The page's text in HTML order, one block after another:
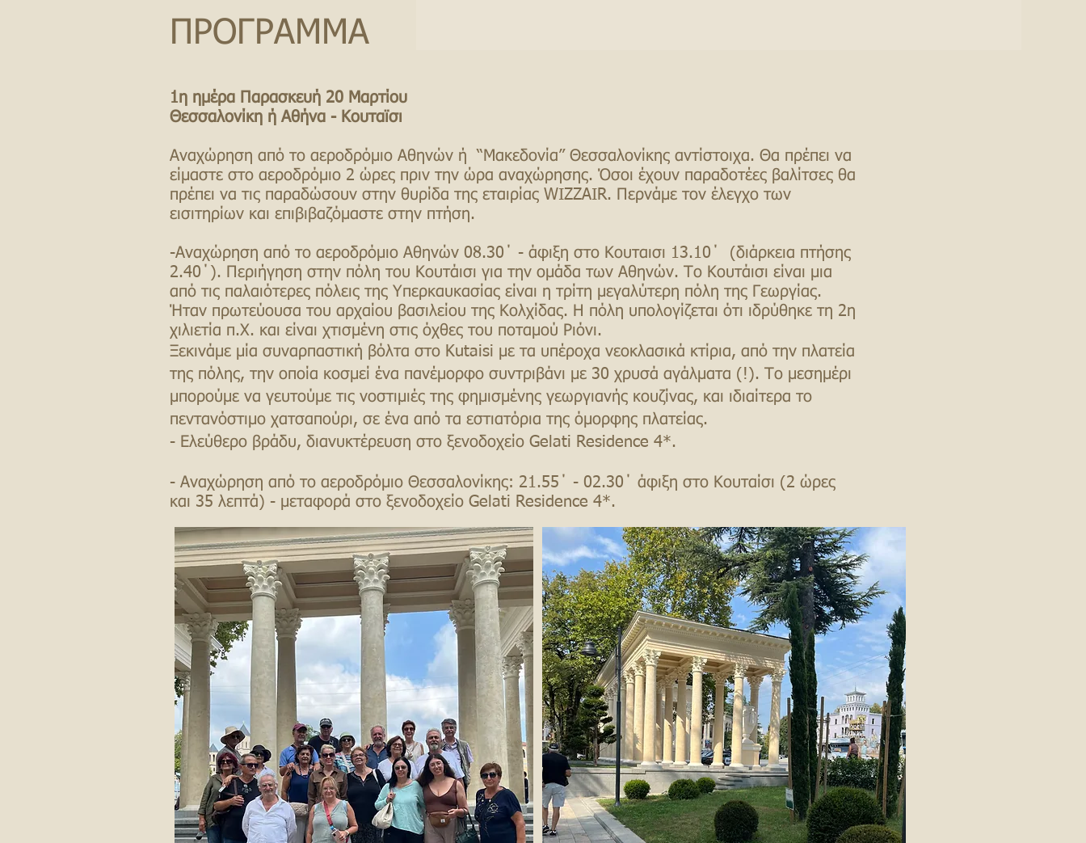
ΠΡΟΓΡΑΜΜΑ
1η ημέρα Παρασκευή 20 Μαρτίου
Θεσσαλονίκη ή Αθήνα - Κουταϊσι
Αναχώρηση από το αεροδρόμιο Αθηνών ή “Μακεδονία” Θεσσαλονίκης αντίστοιχα. Θα πρέπει να
είμαστε στο αεροδρόμιο 2 ώρες πριν την ώρα αναχώρησης. Όσοι έχουν παραδοτέες βαλίτσες θα
πρέπει να τις παραδώσουν στην θυρίδα της εταιρίας WIZZAIR. Περνάμε τον έλεγχο των
εισιτηρίων και επιβιβαζόμαστε στην πτήση.
-Αναχώρηση από το αεροδρόμιο Αθηνών 08.30΄ - άφιξη στο Κουταισι 13.10΄ (διάρκεια πτήσης
2.40΄).
Περιήγηση στην πόλη του Κουτάισι για την ομάδα των Αθηνών.
Το Κουτάισι είναι μια
από τις παλαιότερες πόλεις της Υπερκαυκασίας είναι η τρίτη μεγαλύτερη πόλη της Γεωργίας.
Ήταν πρωτεύουσα του αρχαίου βασιλείου της Κολχίδας. Η πόλη υπολογίζεται ότι ιδρύθηκε τη 2η
χιλιετία π.Χ. και είναι χτισμένη στις όχθες του ποταμού Ριόνι.
Ξεκινάμε μία συναρπαστική βόλτα στο Kutaisi με τα υπέροχα νεοκλασικά κτίρια, από την πλατεία
της πόλης, την οποία κοσμεί ένα πανέμορφο συντριβάνι με 30 χρυσά αγάλματα (!). Το μεσημέρι
μπορούμε να γευτούμε τις νοστιμιές της φημισμένης γεωργιανής κουζίνας, και ιδιαίτερα το
πεντανόστιμο χατσαπούρι, σε ένα από τα εστιατόρια της όμορφης πλατείας.
- Ελεύθερο βράδυ, διανυκτέρευση στο ξενοδοχείο Gelati Residence 4*.
- Αναχώρηση από το αεροδρόμιο Θεσσαλονίκης: 21.55΄ - 02.30΄ άφιξη στο Κουταίσι (2 ώρες
και 35 λεπτά) - μεταφορά στο ξενοδοχείο Gelati Residence 4*.